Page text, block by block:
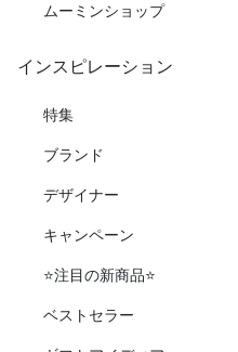
ムーミンショップ
インスピレーション
特集
ブランド
デザイナー
キャンペーン
⭐️注目の新商品⭐️
ベストセラー